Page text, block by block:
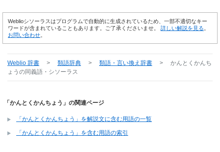
Weblioシソーラスはプログラムで自動的に生成されているため、一部不適切なキー
ワードが含まれていることもあります。ご了承くださいませ。 詳しい解説を見る。
お問い合わせ。
Weblio 辞書 > 類語辞典 > 類語・言い換え辞書 >
かんとくかんち
ょう の同義語・シソーラス
「かんとくかんちょう」の関連ページ
「かんとくかんちょう」を解説文に含む用語の一覧
「かんとくかんちょう」を含む用語の索引